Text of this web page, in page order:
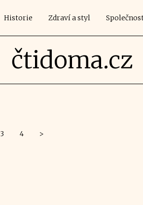
Historie Zdraví a styl
čtidoma.cz
3 4 >